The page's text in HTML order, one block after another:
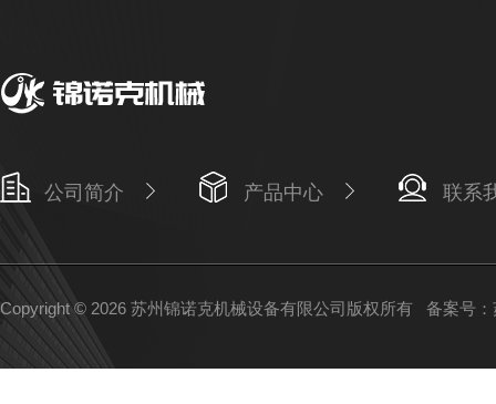
公司简介 产品中心 联系
Copyright © 2026 苏州锦诺克机械设备有限公司版权所有 备案号：